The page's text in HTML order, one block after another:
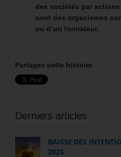
des sociétés par
sont des organismes
ou d’un formateur.
Partagez cette histoire
Derniers articles
BAISSE DES
2025